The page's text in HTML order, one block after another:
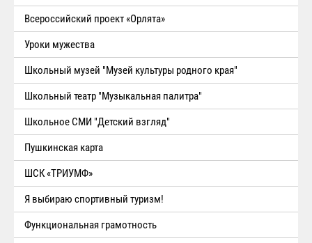
Всероссийский проект «Орлята»
Уроки мужества
Школьный музей "Музей культуры родного края"
Школьный театр "Музыкальная палитра"
Школьное СМИ "Детский взгляд"
Пушкинская карта
ШСК «ТРИУМФ»
Я выбираю спортивный туризм!
Функциональная грамотность